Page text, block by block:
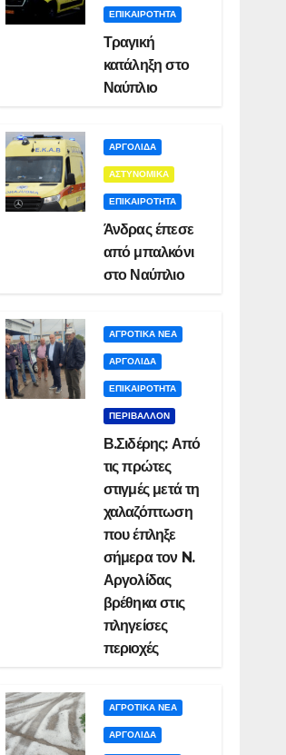
ΕΠΙΚΑΙΡΟΤΗΤΑ
Τραγική
κατάληξη στο
Ναύπλιο
ΑΡΓΟΛΙΔΑ
ΑΣΤΥΝΟΜΙΚΑ
ΕΠΙΚΑΙΡΟΤΗΤΑ
Άνδρας έπεσε
από μπαλκόνι
στο Ναύπλιο
ΑΓΡΟΤΙΚΑ ΝΕΑ
ΑΡΓΟΛΙΔΑ
ΕΠΙΚΑΙΡΟΤΗΤΑ
ΠΕΡΙΒΑΛΛΟΝ
Β.Σιδέρης: Από
τις πρώτες
στιγμές μετά τη
χαλαζόπτωση
που έπληξε
σήμερα τον N.
Αργολίδας
βρέθηκα στις
πληγείσες
περιοχές
ΑΓΡΟΤΙΚΑ ΝΕΑ
ΑΡΓΟΛΙΔΑ